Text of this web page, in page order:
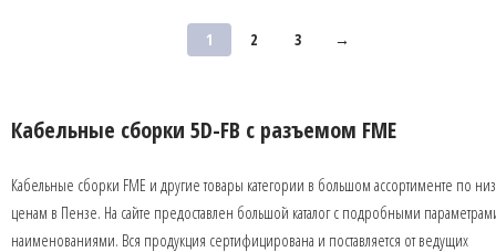
1 2 3 →
Кабельные сборки 5D-FB с разъемом FME
Кабельные сборки FME и другие товары категории в большом ассортименте по
ценам в Пензе. На сайте предоставлен большой каталог с подробными
наименованиями. Вся продукция сертифицирована и поставляется от ведущих